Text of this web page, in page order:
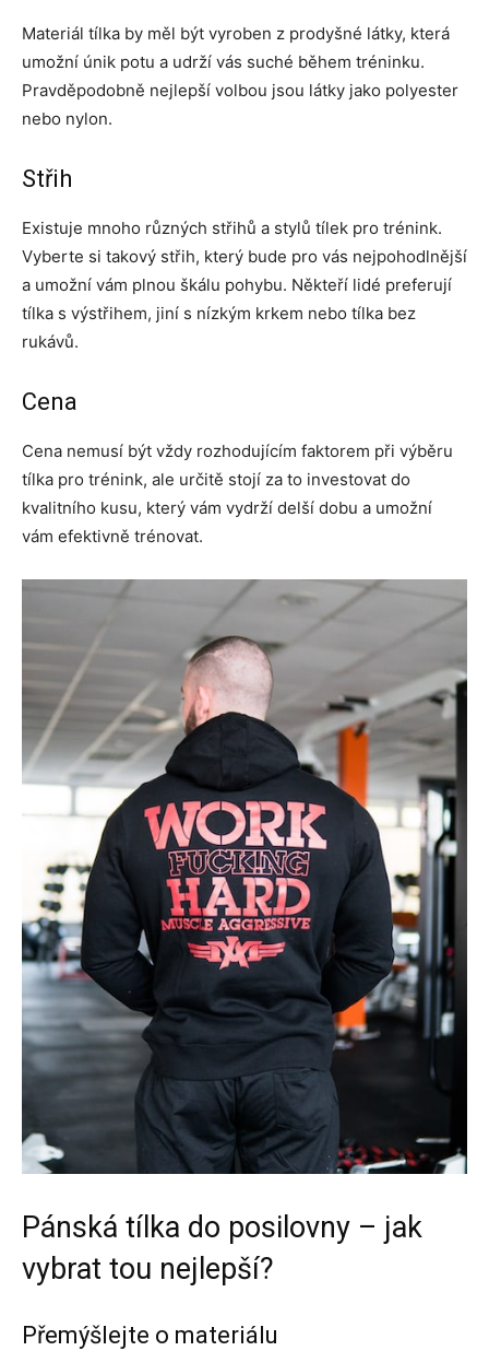
Materiál tílka by měl být vyroben z prodyšné látky, která
umožní únik potu a udrží vás suché během tréninku.
Pravděpodobně nejlepší volbou jsou látky jako polyester
nebo nylon.
Střih
Existuje mnoho různých střihů a stylů tílek pro trénink.
Vyberte si takový střih, který bude pro vás nejpohodlnější
a umožní vám plnou škálu pohybu. Někteří lidé preferují
tílka s výstřihem, jiní s nízkým krkem nebo tílka bez
rukávů.
Cena
Cena nemusí být vždy rozhodujícím faktorem při výběru
tílka pro trénink, ale určitě stojí za to investovat do
kvalitního kusu, který vám vydrží delší dobu a umožní
vám efektivně trénovat.
Pánská tílka do posilovny – jak
vybrat tou nejlepší?
Přemýšlejte o materiálu